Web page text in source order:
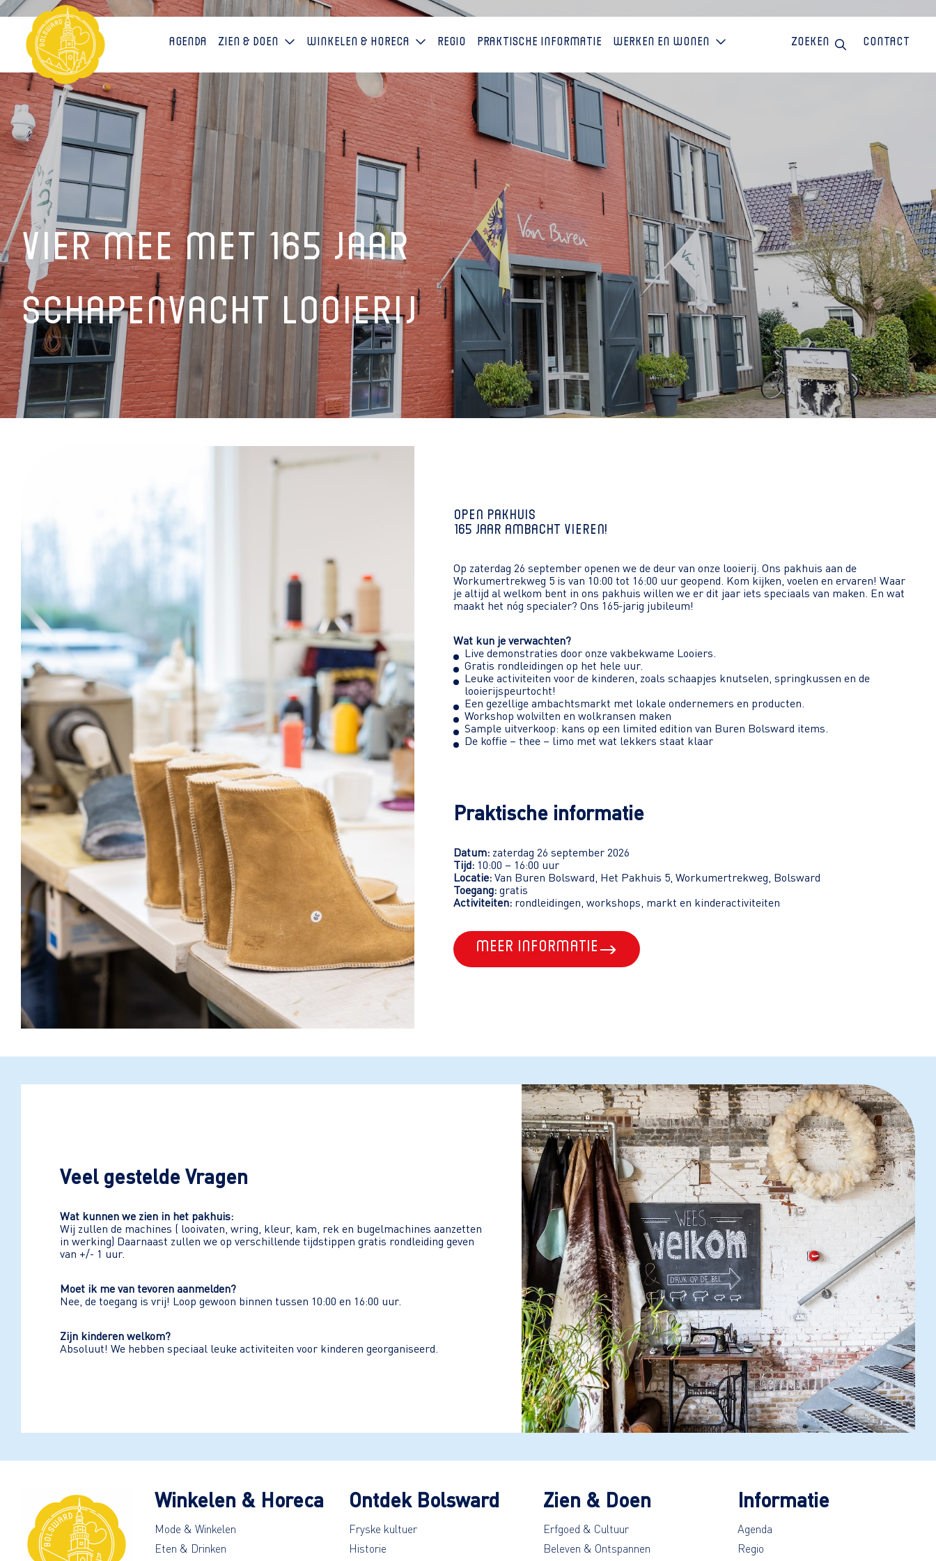
Agenda Zien & doen Winkelen & horeca Regio Praktische informatie Werken en wonen Zoeken Contact
Vier mee met 165 jaar
schapenvacht looierij
Open Pakhuis
165 jaar ambacht vieren!
Op zaterdag 26 september openen we de deur van onze looierij. Ons pakhuis aan de
Workumertrekweg 5 is van 10:00 tot 16:00 uur geopend. Kom kijken, voelen en ervaren! Waar
je altijd al welkom bent in ons pakhuis willen we er dit jaar iets speciaals van maken. En wat
maakt het nóg specialer? Ons 165-jarig jubileum!
Wat kun je verwachten?
Live demonstraties door onze vakbekwame Looiers.
Gratis rondleidingen op het hele uur.
Leuke activiteiten voor de kinderen, zoals schaapjes knutselen, springkussen en de
looierijspeurtocht!
Een gezellige ambachtsmarkt met lokale ondernemers en producten.
Workshop wolvilten en wolkransen maken
Sample uitverkoop: kans op een limited edition van Buren Bolsward items.
De koffie – thee – limo met wat lekkers staat klaar
Praktische informatie
Datum:zaterdag 26 september 2026
Tijd:10:00 – 16:00 uur
Locatie:Van Buren Bolsward, Het Pakhuis 5, Workumertrekweg, Bolsward
Toegang:gratis
Activiteiten:rondleidingen, workshops, markt en kinderactiviteiten
Meer Informatie
Veel gestelde Vragen
Wat kunnen we zien in het pakhuis:
Wij zullen de machines ( looivaten, wring, kleur, kam, rek en bugelmachines aanzetten
in werking) Daarnaast zullen we op verschillende tijdstippen gratis rondleiding geven
van +/- 1 uur.
Moet ik me van tevoren aanmelden?
Nee, de toegang is vrij! Loop gewoon binnen tussen 10:00 en 16:00 uur.
Zijn kinderen welkom?
Absoluut! We hebben speciaal leuke activiteiten voor kinderen georganiseerd.
Winkelen & Horeca
Mode & Winkelen
Eten & Drinken
Ontdek Bolsward
Fryske kultuer
Historie
Zien & Doen
Erfgoed & Cultuur
Beleven & Ontspannen
Informatie
Agenda
Regio